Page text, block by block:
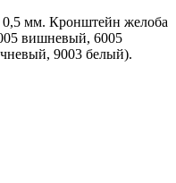
0,5 мм. Кронштейн желоба
вишневый, 6005
9003 белый).